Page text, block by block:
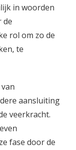
in woorden
de
rol om zo de
te
aansluiting
veerkracht.
fase door de